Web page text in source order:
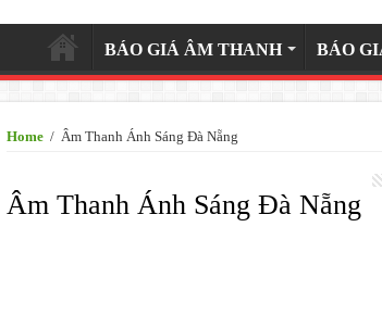
BÁO GIÁ ÂM THANH BÁO
Home / Âm Thanh Ánh Sáng Đà Nẵng
Âm Thanh Ánh Sáng Đà Nẵng